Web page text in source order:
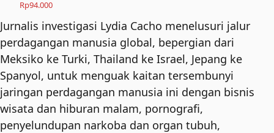
Rp94.000
Jurnalis investigasi Lydia Cacho menelusuri jalur
perdagangan manusia global, bepergian dari
Meksiko ke Turki, Thailand ke Israel, Jepang ke
Spanyol, untuk menguak kaitan tersembunyi
jaringan perdagangan manusia ini dengan bisnis
wisata dan hiburan malam, pornografi,
penyelundupan narkoba dan organ tubuh,